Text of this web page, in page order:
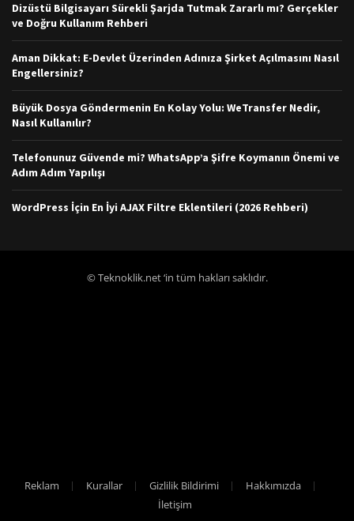
Dizüstü Bilgisayarı Sürekli Şarjda Tutmak Zararlı mı? Gerçekler
ve Doğru Kullanım Rehberi
Aman Dikkat: E-Devlet Üzerinden Adınıza Şirket Açılmasını Nasıl
Engellersiniz?
Büyük Dosya Göndermenin En Kolay Yolu: WeTransfer Nedir,
Nasıl Kullanılır?
Telefonunuz Güvende mi? WhatsApp’a Şifre Koymanın Önemi ve
Adım Adım Yapılışı
WordPress İçin En İyi AJAX Filtre Eklentileri (2026 Rehberi)
© Teknoklik.net ‘in tüm hakları saklıdır.
Reklam Kurallar Gizlilik Bildirimi
Hakkımızda
İletişim